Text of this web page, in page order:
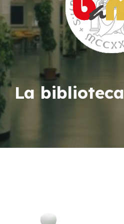
La biblioteca